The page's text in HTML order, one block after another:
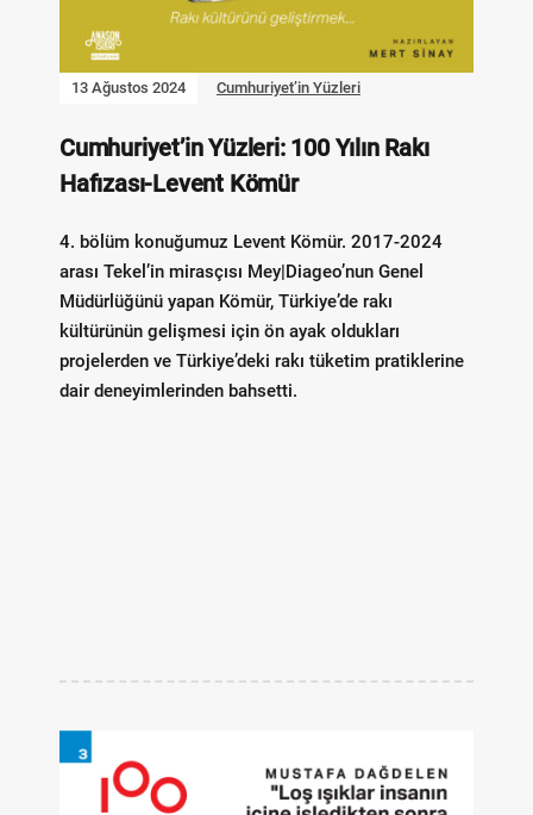
13 Ağustos 2024 Cumhuriyet’in Yüzleri
Cumhuriyet’in Yüzleri: 100 Yılın Rakı
Hafızası-Levent Kömür
4. bölüm konuğumuz Levent Kömür. 2017-2024
arası Tekel’in mirasçısı Mey|Diageo’nun Genel
Müdürlüğünü yapan Kömür, Türkiye’de rakı
kültürünün gelişmesi için ön ayak oldukları
projelerden ve Türkiye’deki rakı tüketim pratiklerine
dair deneyimlerinden bahsetti.